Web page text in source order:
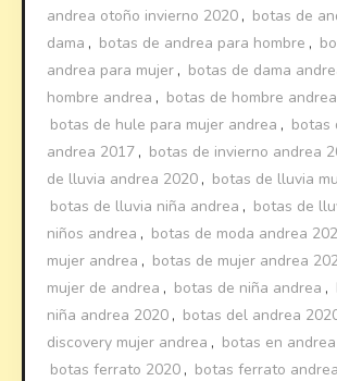
andrea otoño invierno 2020 , botas de
dama , botas de andrea para hombre ,
andrea para mujer , botas de dama
hombre andrea , botas de hombre
botas de hule para mujer andrea , botas
andrea 2017 , botas de invierno andrea
de lluvia andrea 2020 , botas de lluvia
botas de lluvia niña andrea , botas de
niños andrea , botas de moda andrea
mujer andrea , botas de mujer andrea
mujer de andrea , botas de niña andrea ,
niña andrea 2020 , botas del andrea
discovery mujer andrea , botas en
botas ferrato 2020 , botas ferrato andrea